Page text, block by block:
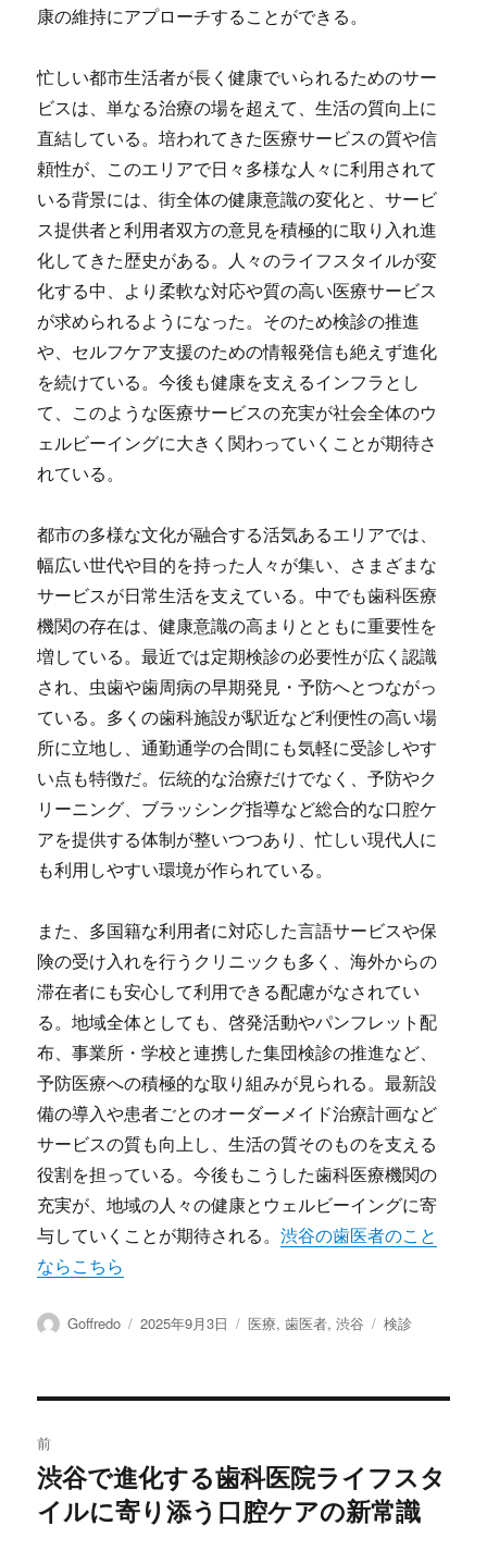
康の維持にアプローチすることができる。
忙しい都市生活者が長く健康でいられるためのサー
ビスは、単なる治療の場を超えて、生活の質向上に
直結している。培われてきた医療サービスの質や信
頼性が、このエリアで日々多様な人々に利用されて
いる背景には、街全体の健康意識の変化と、サービ
ス提供者と利用者双方の意見を積極的に取り入れ進
化してきた歴史がある。人々のライフスタイルが変
化する中、より柔軟な対応や質の高い医療サービス
が求められるようになった。そのため検診の推進
や、セルフケア支援のための情報発信も絶えず進化
を続けている。今後も健康を支えるインフラとし
て、このような医療サービスの充実が社会全体のウ
ェルビーイングに大きく関わっていくことが期待さ
れている。
都市の多様な文化が融合する活気あるエリアでは、
幅広い世代や目的を持った人々が集い、さまざまな
サービスが日常生活を支えている。中でも歯科医療
機関の存在は、健康意識の高まりとともに重要性を
増している。最近では定期検診の必要性が広く認識
され、虫歯や歯周病の早期発見・予防へとつながっ
ている。多くの歯科施設が駅近など利便性の高い場
所に立地し、通勤通学の合間にも気軽に受診しやす
い点も特徴だ。伝統的な治療だけでなく、予防やク
リーニング、ブラッシング指導など総合的な口腔ケ
アを提供する体制が整いつつあり、忙しい現代人に
も利用しやすい環境が作られている。
また、多国籍な利用者に対応した言語サービスや保
険の受け入れを行うクリニックも多く、海外からの
滞在者にも安心して利用できる配慮がなされてい
る。地域全体としても、啓発活動やパンフレット配
布、事業所・学校と連携した集団検診の推進など、
予防医療への積極的な取り組みが見られる。最新設
備の導入や患者ごとのオーダーメイド治療計画など
サービスの質も向上し、生活の質そのものを支える
役割を担っている。今後もこうした歯科医療機関の
充実が、地域の人々の健康とウェルビーイングに寄
与していくことが期待される。渋谷の歯医者のこと
ならこちら
投
Goffredo
投
2025年9月3日
カ
医療,歯医者,渋谷
タ
検診
稿
ナ
前
前
の
渋谷で進化する歯科医院ライフスタ
イルに寄り添う口腔ケアの新常識